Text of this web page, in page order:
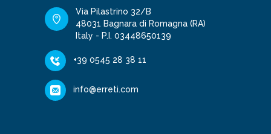
Via Pilastrino 32/B
48031 Bagnara di Romagna (RA)
Italy - P.I. 03448650139
+39 0545 28 38 11
info@erreti.com